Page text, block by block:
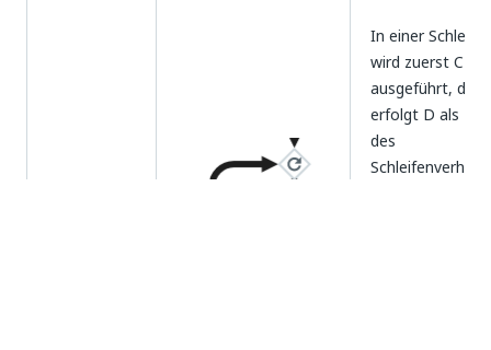
In einer Schleife
wird zuerst C
ausgeführt,
erfolgt D als Teil
des